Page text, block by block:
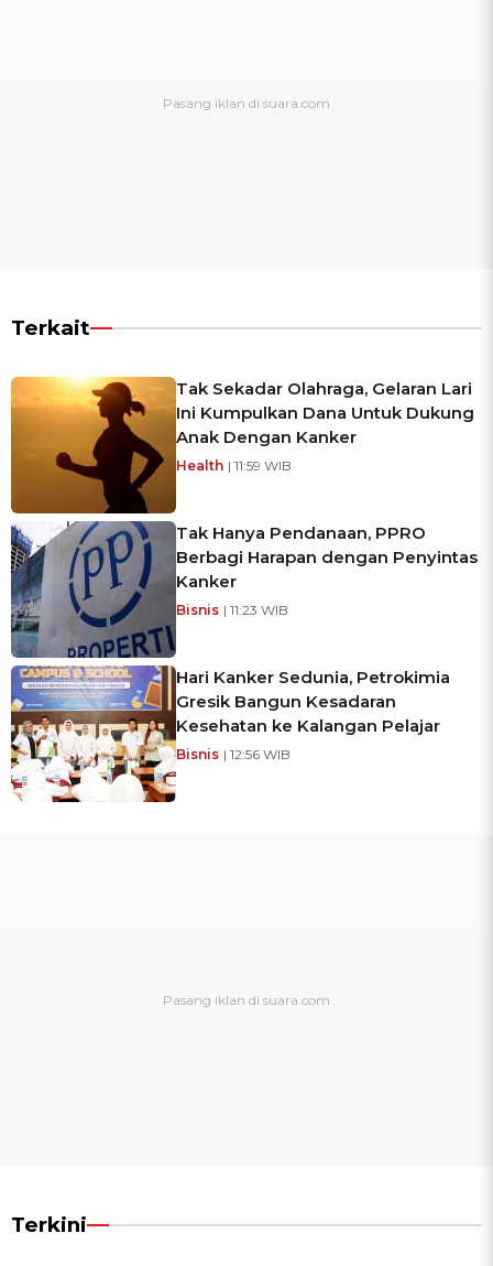
Terkait
Tak Sekadar Olahraga, Gelaran Lari
Ini Kumpulkan Dana Untuk Dukung
Anak Dengan Kanker
Health | 11:59 WIB
Tak Hanya Pendanaan, PPRO
Berbagi Harapan dengan Penyintas
Kanker
Bisnis | 11:23 WIB
Hari Kanker Sedunia, Petrokimia
Gresik Bangun Kesadaran
Kesehatan ke Kalangan Pelajar
Bisnis | 12:56 WIB
Terkini